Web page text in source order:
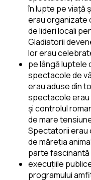
în lupte pe viață
erau organizate
de lideri locali
Gladiatorii
lor erau
pe lângă luptele
spectacole de
erau aduse din
spectacole
și controlul
de mare
Spectatorii erau
de măreția
parte fascinantă
execuțiile
programului